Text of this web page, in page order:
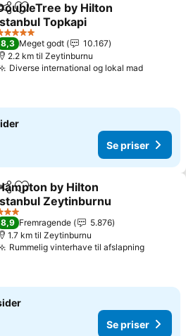
Føj til favoritter
by Hilton
Topkapi
Stjerner
8,3 Meget godt
10.167
2.2 km til Zeytinburnu
Diverse international og lokal mad
Se priser
Føj til favoritter
by Hilton
Zeytinburnu
Stjerner
8,9 Fremragende
5.876
1.7 km til Zeytinburnu
Rummelig vinterhave til afslapning
Se priser